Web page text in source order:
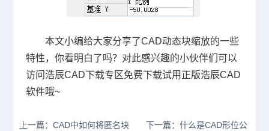
本文小编给大家分享了CAD动态块缩放的一些
特性，你看明白了吗？对此感兴趣的小伙伴们可以
访问浩辰CAD下载专区免费下载试用正版浩辰CAD
软件哦~
上一篇：CAD中如何将匿名块
下一篇：什么是CAD形位公